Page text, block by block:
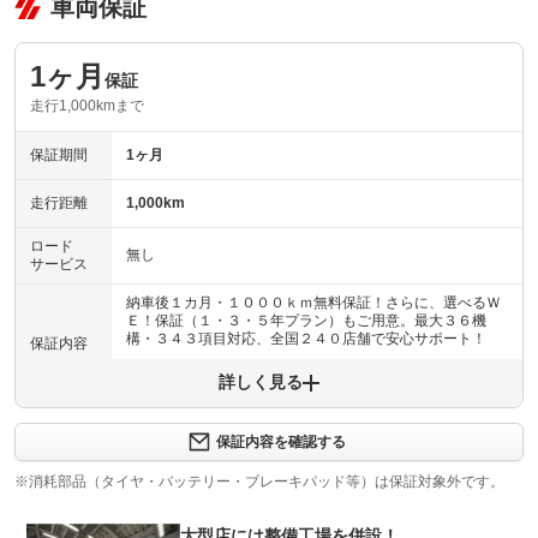
車両保証
1ヶ月 保証
走行1,000kmまで
保証期間 1ヶ月
走行距離 1,000km
ロード
サービス
無し
保証内容
納車後１カ月・１０００ｋｍ無料保証！さらに、選べるＷ
Ｅ！保証（１・３・５年プラン）もご用意。最大３６機
構・３４３項目対応、全国２４０店舗で安心サポート！
保証内容について問い合わせる
納車後１ヶ月・１０００ｋｍ以内は３６機構・３４３項目
を保証いたします。詳しくは販売店までお問い合わせ下さ
い。
詳しく見る
保証内容を確認する
※消耗部品（タイヤ・バッテリー・ブレーキパッド等）は保証対象外です。